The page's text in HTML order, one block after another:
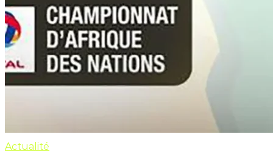
Actualité